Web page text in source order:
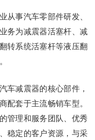
从事汽车零部件研发、
务为减震器活塞杆、减
转系统活塞杆等液压翻
车减震器的核心部件，
配套于主流畅销车型。
管理和服务团队、优秀
稳定的客户资源，与采